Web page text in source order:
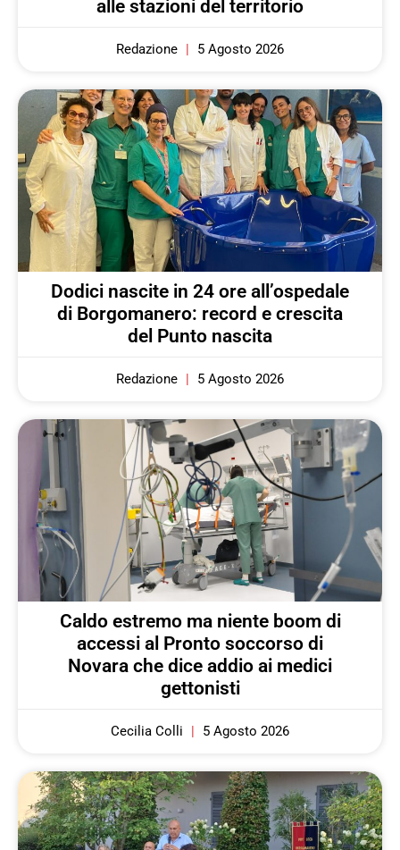
alle stazioni del territorio
Redazione 5 Agosto 2026
Dodici nascite in 24 ore all’ospedale
di Borgomanero: record e crescita
del Punto nascita
Redazione 5 Agosto 2026
Caldo estremo ma niente boom di
accessi al Pronto soccorso di
Novara che dice addio ai medici
gettonisti
Cecilia Colli 5 Agosto 2026